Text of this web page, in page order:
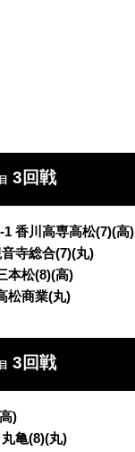
3回戦
1 香川高専高松(7)(高)
寺総合(7)(丸)
本松(8)(高)
松商業(丸)
3回戦
)
亀(8)(丸)